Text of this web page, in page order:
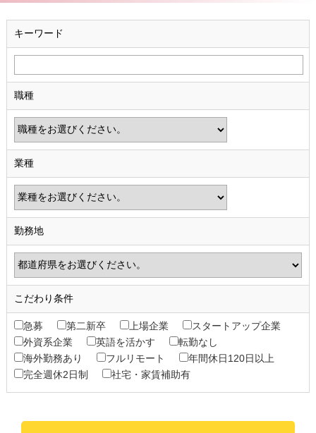
キーワード
職種
業種
勤務地
こだわり条件
急募 第二新卒 上場企業
スタートアップ企業
外資系企業
英語を活かす
転勤なし
海外勤務あり
フルリモート
年間休日120日以上
完全週休2日制
社宅・家賃補助有